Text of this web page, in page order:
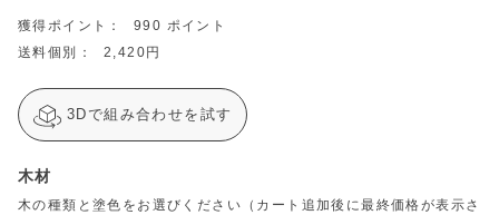
990
2,420
3Dで組み合わせを試す
木材
木の種類と塗色をお選びください（カート追加後に最終価格が表示さ